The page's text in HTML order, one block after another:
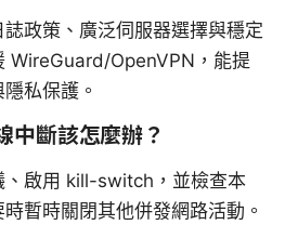
政策、廣泛伺服器選擇與穩定
WireGuard/OpenVPN，能提
私保護。
中斷該怎麼辦？
、啟用 kill-switch，並檢查本
暫時關閉其他併發網路活動。